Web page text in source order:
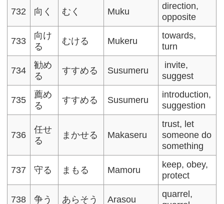
732 向く むく Muku
direction,
opposite
733
向け
る
むける Mukeru
towards,
turn
734
勧め
る
すすめる Susumeru
invite,
suggest
735
薦め
る
すすめる Susumeru
introduction,
suggestion
736
任せ
る
まかせる Makaseru
trust, let
someone do
something
737 守る まもる Mamoru
keep, obey,
protect
738 争う あらそう Arasou
quarrel,